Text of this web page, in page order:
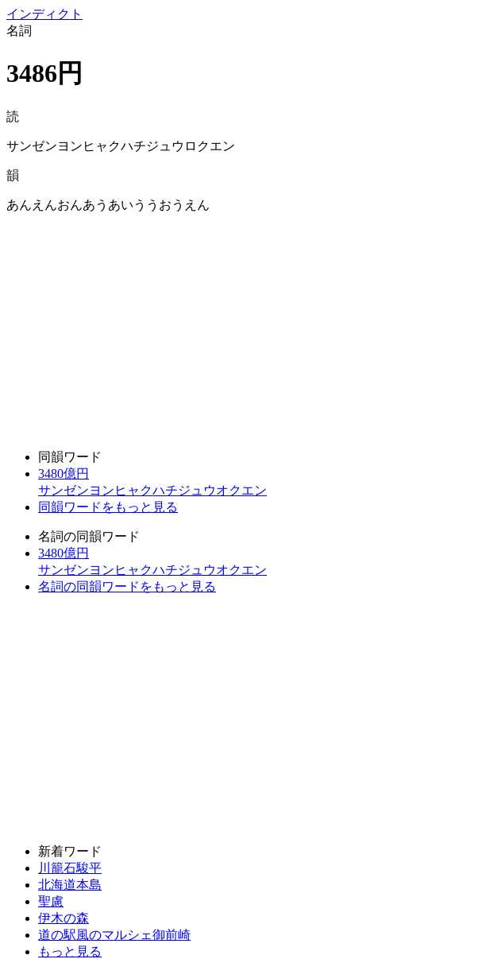
インディクト
名詞
3486円
読
サンゼンヨンヒャクハチジュウロクエン
韻
あんえんおんあうあいううおうえん
同韻ワード
3480億円
サンゼンヨンヒャクハチジュウオクエン
同韻ワードをもっと見る
名詞の同韻ワード
3480億円
サンゼンヨンヒャクハチジュウオクエン
名詞の同韻ワードをもっと見る
新着ワード
川籠石駿平
北海道本島
聖慮
伊木の森
道の駅風のマルシェ御前崎
もっと見る